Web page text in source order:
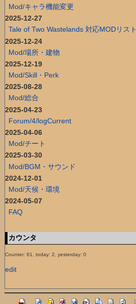
Mod/キャラ機能変更
2025-12-27
Tale of Two Wastelands 対応MODリスト
2025-12-24
Mod/場所・建物
2025-12-19
Mod/Skill・Perk
2025-08-28
Mod/総合
2025-04-23
Forum/4/logCurrent
2025-04-06
Mod/チート
2025-03-30
Mod/BGM・サウンド
2024-12-01
Mod/天候・環境
2024-05-07
FAQ
カウンタ
Counter: 61, today: 2, yesterday: 0
edit